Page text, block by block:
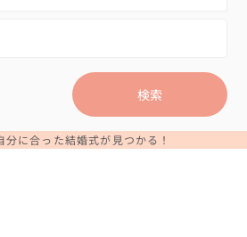
検索
分に合った結婚式が見つかる！